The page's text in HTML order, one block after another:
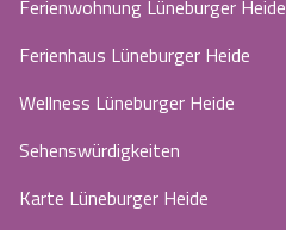
Ferienwohnung Lüneburger Heide
Ferienhaus Lüneburger Heide
Wellness Lüneburger Heide
Sehenswürdigkeiten
Karte Lüneburger Heide